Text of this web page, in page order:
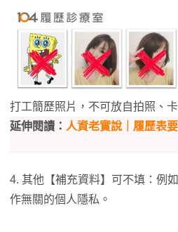
打工簡歷照片，不可放自拍照、卡
延伸閱讀： 人資老實說｜履歷表
4. 其他【補充資料】可不填：例
作無關的個人隱私。